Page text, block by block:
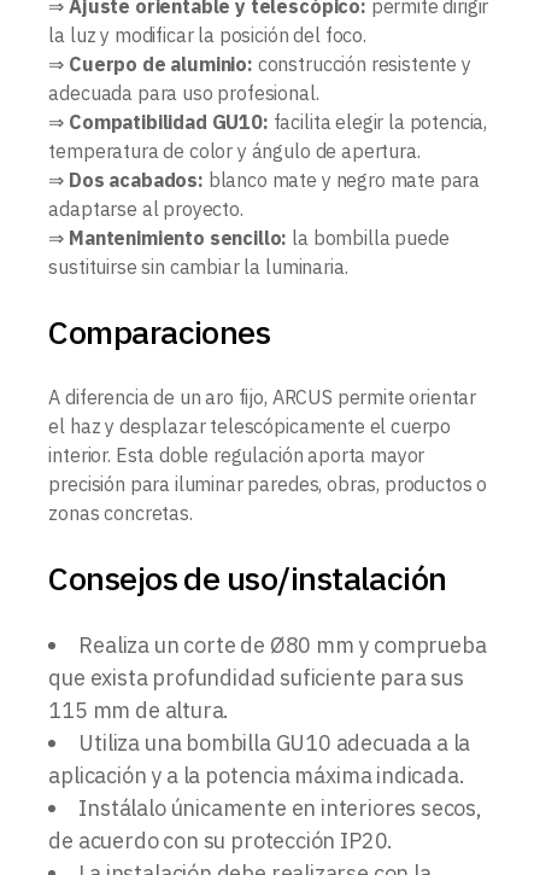
⇒ Ajuste orientable y telescópico: permite dirigir
la luz y modificar la posición del foco.
⇒ Cuerpo de aluminio: construcción resistente y
adecuada para uso profesional.
⇒ Compatibilidad GU10: facilita elegir la potencia,
temperatura de color y ángulo de apertura.
⇒ Dos acabados: blanco mate y negro mate para
adaptarse al proyecto.
⇒ Mantenimiento sencillo: la bombilla puede
sustituirse sin cambiar la luminaria.
Comparaciones
A diferencia de un aro fijo, ARCUS permite orientar
el haz y desplazar telescópicamente el cuerpo
interior. Esta doble regulación aporta mayor
precisión para iluminar paredes, obras, productos o
zonas concretas.
Consejos de uso/instalación
Realiza un corte de Ø80 mm y comprueba
que exista profundidad suficiente para sus
115 mm de altura.
Utiliza una bombilla GU10 adecuada a la
aplicación y a la potencia máxima indicada.
Instálalo únicamente en interiores secos,
de acuerdo con su protección IP20.